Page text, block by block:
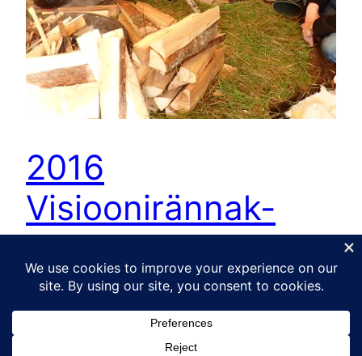
2016
Visioonirännak-
osalenute muljed
hea seltskonnaga. Allpool on osalejate muljed
2016 sügisel toimunud Visioonirännakust. Lisaks